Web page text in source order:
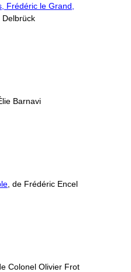
Frédéric le Grand,
Delbrück
Barnavi
, de Frédéric Encel
Colonel Olivier Frot